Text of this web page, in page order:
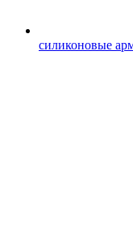
силиконовые